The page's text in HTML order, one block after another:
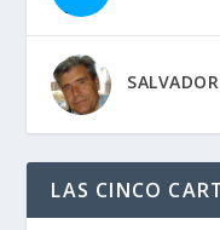
LAS CINCO